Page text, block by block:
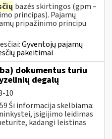
bazės skirtingos (gpm –
principas). Pajamų
pripažinimo principu
Gyventojų pajamų
pakeitimai
dokumentus turiu
degalų
10
Ši informacija skelbiama:
įsigijimo leidimas
kadangi leistinas